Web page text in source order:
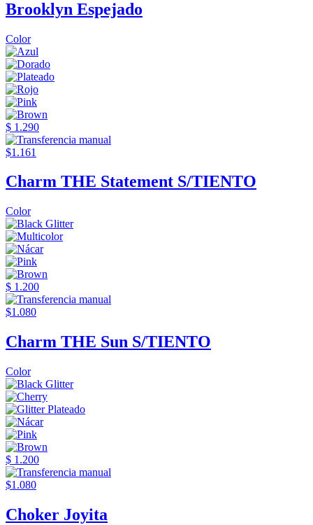
Brooklyn Espejado
Color
$ 1.290
$1.161
Charm THE Statement S/TIENTO
Color
$ 1.200
$1.080
Charm THE Sun S/TIENTO
Color
$ 1.200
$1.080
Choker Joyita